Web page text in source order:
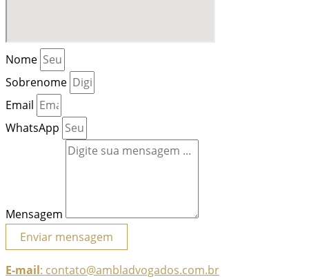
Nome
Sobrenome
Email
WhatsApp
Mensagem
Enviar mensagem
E-mail: contato@ambladvogados.com.br